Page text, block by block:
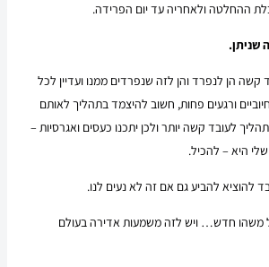
ההחלטה ולאחריה עד יום הפרידה.
שניתן.
הן לנפרד והן לזה שנפרדים ממנו ועדיין לכל
ורגעים פחות, חשוב להיצמד בתהליך לאותם
לעובד קשה יותר ולכן יתכנו כעסים ואגרסיות –
היא – להכיל.
להוציא להביע גם אם זה לא נעים לנו.
משהו חדש… ויש לזה משמעות אדירה בעולם